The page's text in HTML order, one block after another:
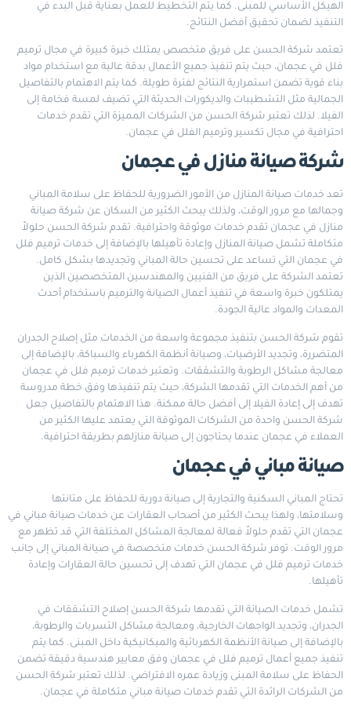
الهيكل الأساسي للمبنى. كما يتم التخطيط للعمل بعناية قبل البدء في
التنفيذ لضمان تحقيق أفضل النتائج.
تعتمد شركة الحسن على فريق متخصص يمتلك خبرة كبيرة في مجال ترميم
فلل في عجمان، حيث يتم تنفيذ جميع الأعمال بدقة عالية مع استخدام مواد
بناء قوية تضمن استمرارية النتائج لفترة طويلة. كما يتم الاهتمام بالتفاصيل
الجمالية مثل التشطيبات والديكورات الحديثة التي تضيف لمسة فخامة إلى
الفيلا. لذلك تعتبر شركة الحسن من الشركات المميزة التي تقدم خدمات
احترافية في مجال تكسير وترميم الفلل في عجمان.
شركة صيانة منازل في عجمان
تعد خدمات صيانة المنازل من الأمور الضرورية للحفاظ على سلامة المباني
وجمالها مع مرور الوقت، ولذلك يبحث الكثير من السكان عن شركة صيانة
منازل في عجمان تقدم خدمات موثوقة واحترافية. تقدم شركة الحسن حلولاً
متكاملة تشمل صيانة المنازل وإعادة تأهيلها بالإضافة إلى خدمات ترميم فلل
في عجمان التي تساعد على تحسين حالة المباني وتجديدها بشكل كامل.
تعتمد الشركة على فريق من الفنيين والمهندسين المتخصصين الذين
يمتلكون خبرة واسعة في تنفيذ أعمال الصيانة والترميم باستخدام أحدث
المعدات والمواد عالية الجودة.
تقوم شركة الحسن بتنفيذ مجموعة واسعة من الخدمات مثل إصلاح الجدران
المتضررة، وتجديد الأرضيات، وصيانة أنظمة الكهرباء والسباكة، بالإضافة إلى
معالجة مشاكل الرطوبة والتشققات. وتعتبر خدمات ترميم فلل في عجمان
من أهم الخدمات التي تقدمها الشركة، حيث يتم تنفيذها وفق خطة مدروسة
تهدف إلى إعادة الفيلا إلى أفضل حالة ممكنة. هذا الاهتمام بالتفاصيل جعل
شركة الحسن واحدة من الشركات الموثوقة التي يعتمد عليها الكثير من
العملاء في عجمان عندما يحتاجون إلى صيانة منازلهم بطريقة احترافية.
صيانة مباني في عجمان
تحتاج المباني السكنية والتجارية إلى صيانة دورية للحفاظ على متانتها
وسلامتها، ولهذا يبحث الكثير من أصحاب العقارات عن خدمات صيانة مباني في
عجمان التي تقدم حلولاً فعالة لمعالجة المشاكل المختلفة التي قد تظهر مع
مرور الوقت. توفر شركة الحسن خدمات متخصصة في صيانة المباني إلى جانب
خدمات ترميم فلل في عجمان التي تهدف إلى تحسين حالة العقارات وإعادة
تأهيلها.
تشمل خدمات الصيانة التي تقدمها شركة الحسن إصلاح التشققات في
الجدران، وتجديد الواجهات الخارجية، ومعالجة مشاكل التسربات والرطوبة،
بالإضافة إلى صيانة الأنظمة الكهربائية والميكانيكية داخل المبنى. كما يتم
تنفيذ جميع أعمال ترميم فلل في عجمان وفق معايير هندسية دقيقة تضمن
الحفاظ على سلامة المبنى وزيادة عمره الافتراضي. لذلك تعتبر شركة الحسن
من الشركات الرائدة التي تقدم خدمات صيانة مباني متكاملة في عجمان.